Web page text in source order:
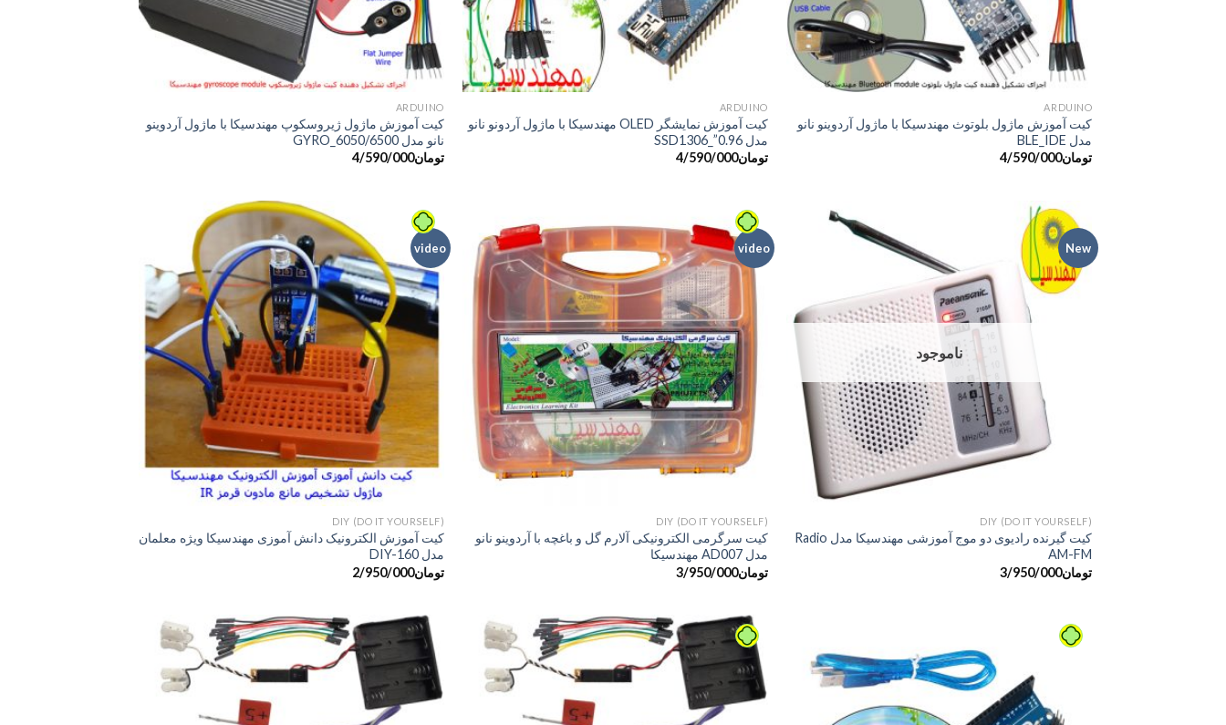
+
ARDUINO
کیت آموزش ماژول بلوتوث مهندسیکا با ماژول آردوینو نانو
مدل BLE_IDE
تومان4/590/000
+
کیت آموزش نمایشگر OLED مهندسیکا با ماژول آردونو نانو
مدل SSD1306_”0.96
تومان4/590/000
کیت آموزش ماژول ژیروسکوپ مهندسیکا با ماژول آردوینو
نانو مدل GYRO_6050/6500
تومان4/590/000
New
ناموجود
DIY (DO IT YOURSELF)
کیت گیرنده رادیوی دو موج آموزشی مهندسیکا مدل Radio
AM-FM
تومان3/950/000
video
DIY (DO IT YOURSELF)
کیت سرگرمی الکترونیکی آلارم گل و باغچه با آردوینو نانو
مدل AD007 مهندسیکا
تومان3/950/000
video
DIY (DO IT YOURSELF)
کیت آموزش الکترونیک دانش آموزی مهندسیکا ویژه معلمان
مدل DIY-160
تومان2/950/000